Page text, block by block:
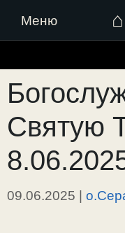
Меню ⌂
к
содержимому
Святую
09.06.2025 |